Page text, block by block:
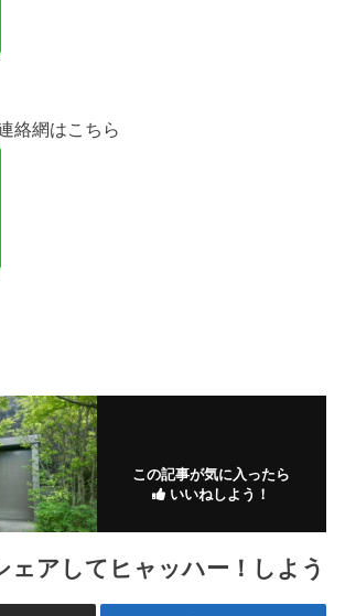
絡網はこちら
この記事が気に入ったら
いいねしよう！
ェアしてヒャッハー！しよう